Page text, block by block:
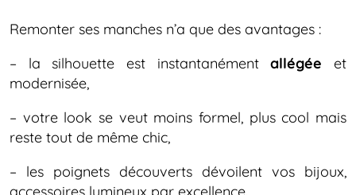
Remonter ses manches n’a que des avantages :
– la silhouette est instantanémentallégée et
modernisée,
– votre look se veut moins formel, plus cool mais
reste tout de même chic,
– les poignets découverts dévoilent vos bijoux,